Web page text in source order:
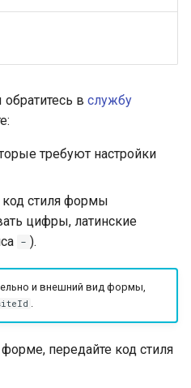
в службу
требуют настройки
стиля формы
цифры, латинские
- ).
и внешний вид формы,
.
передайте код стиля